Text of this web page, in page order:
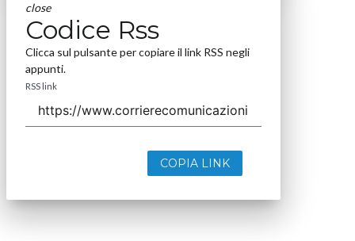
close
Codice Rss
Clicca sul pulsante per copiare il link RSS negli
appunti.
RSS link
COPIA LINK